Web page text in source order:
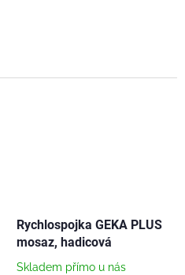
Rychlospojka GEKA PLUS
mosaz, hadicová
Skladem přímo u nás